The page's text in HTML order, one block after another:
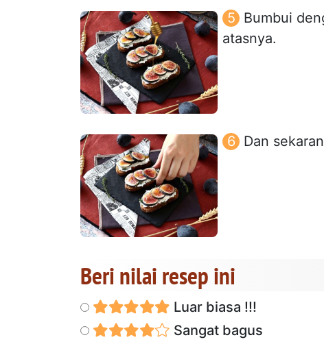
Bumbui
atasnya.
Dan
Beri nilai resep ini
Luar biasa !!!
Sangat bagus